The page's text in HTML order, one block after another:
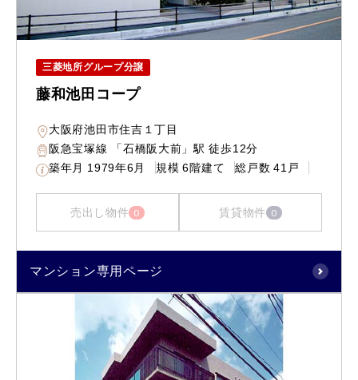
三菱地所グループ分譲
藤和池田コープ
大阪府池田市住吉１丁目
阪急宝塚線 「石橋阪大前」駅 徒歩12分
築年月 1979年6月 規模 6階建て 総戸数 41戸
売出し物件 0 賃貸物件 0
マンション専用ページ